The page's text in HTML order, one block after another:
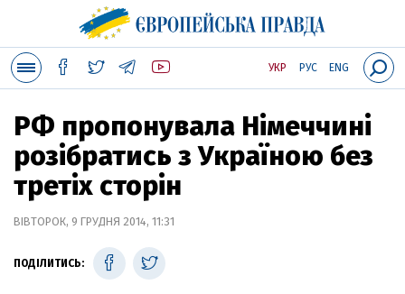
УКР РУС ENG
РФ пропонувала Німеччині
розібратись з Україною без
третіх сторін
ВІВТОРОК, 9 ГРУДНЯ 2014, 11:31
ПОДІЛИТИСЬ: